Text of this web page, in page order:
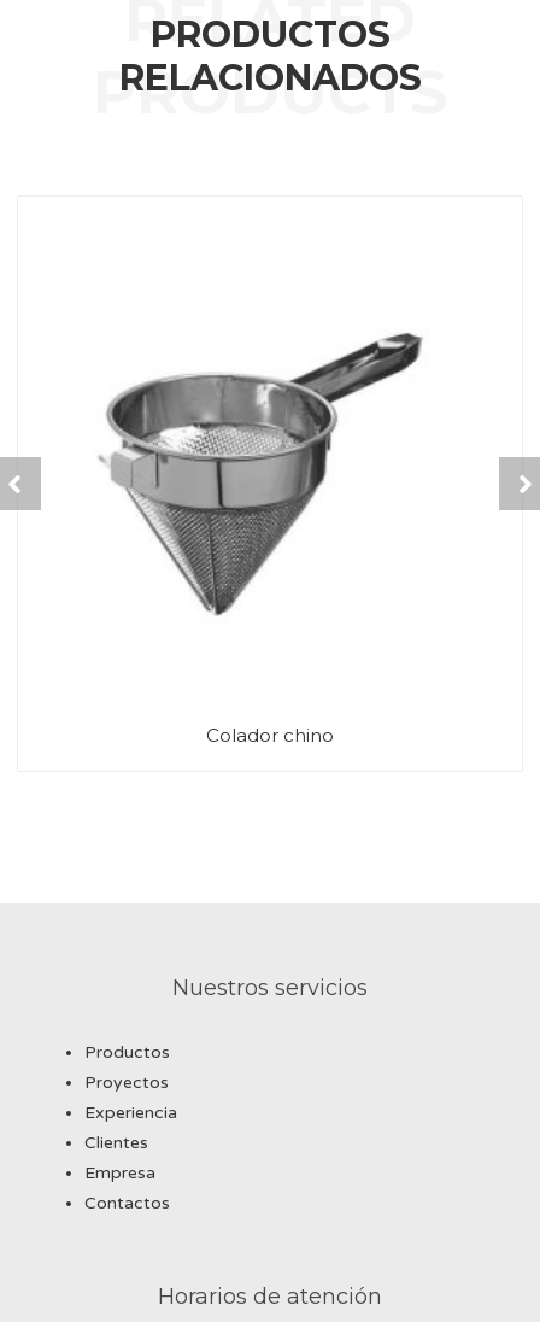
PRODUCTOS
RELACIONADOS
Colador chino
Nuestros servicios
Productos
Proyectos
Experiencia
Clientes
Empresa
Contactos
Horarios de atención